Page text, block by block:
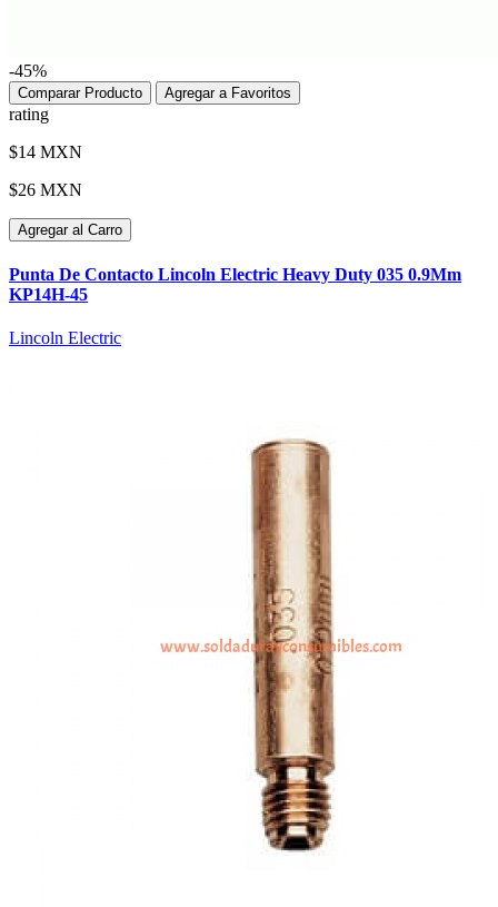
-45%
Comparar Producto Agregar a Favoritos
rating
$14 MXN
$26 MXN
Agregar al Carro
Punta De Contacto Lincoln Electric Heavy Duty 035 0.9Mm
KP14H-45
Lincoln Electric